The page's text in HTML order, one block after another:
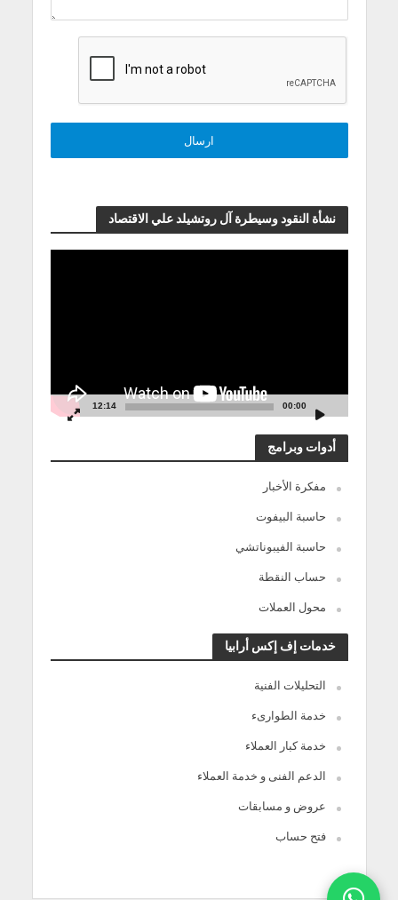
نشأة النقود وسيطرة آل روتشيلد علي الاقتصاد
00:00
12:14
أدوات وبرامج
مفكرة الأخبار
حاسبة البيفوت
حاسبة الفيبوناتشي
حساب النقطة
محول العملات
خدمات إف إكس أرابيا
التحليلات الفنية
خدمة الطوارىء
خدمة كبار العملاء
الدعم الفنى و خدمة العملاء
عروض و مسابقات
فتح حساب